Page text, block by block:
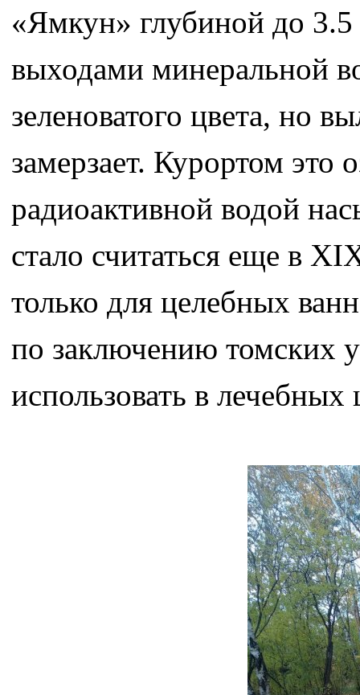
«Ямкун» глубиной до
выходами минеральной
зеленоватого цвета, но
замерзает. Курортом это
радиоактивной водой
стало считаться еще в
только для целебных
по заключению томских
использовать в